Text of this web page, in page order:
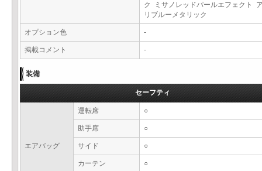
ク ミサノレッドパールエフェクト
リブルーメタリック
オプション色 -
掲載コメント -
装備
セーフティ
エアバッグ
運転席 ○
助手席 ○
サイド ○
カーテン ○